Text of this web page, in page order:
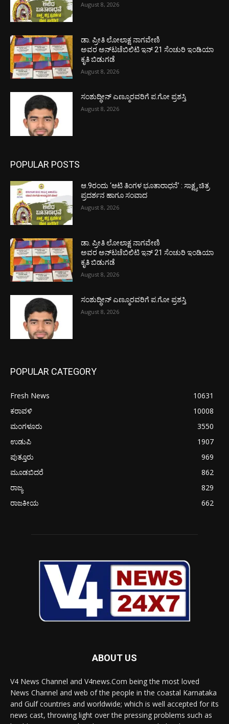
August 8, 2026
ಡಾ. ಪ್ರೀತಿ ಲೋಲಾಕ್ಷ ನಾಗವೇಣಿ
ಅವರ ಅನ್‌ಟಚೆಬಿಲಿಟಿ ಇನ್ 21 ಸೆಂಚುರಿ ಇಂಡಿಯಾ
ಕೃತಿ ಬಿಡುಗಡೆ
August 8, 2026
ಸಂಶುದ್ಧೀನ್ ಎಣ್ಮೂರವರಿಗೆ ಪ.ಗೋ ಪ್ರಶಸ್ತಿ
August 8, 2026
POPULAR POSTS
ಆ.9ರಂದು ‘ಆಟಿ ತಿಂಗಳ ಭೂತಾರಾಧನೆ’ : ಸಾಕ್ಷ್ಯ ಚಿತ್ರ
ಪ್ರದರ್ಶನ ಹಾಗೂ ಸಂವಾದ
August 8, 2026
ಡಾ. ಪ್ರೀತಿ ಲೋಲಾಕ್ಷ ನಾಗವೇಣಿ
ಅವರ ಅನ್‌ಟಚೆಬಿಲಿಟಿ ಇನ್ 21 ಸೆಂಚುರಿ ಇಂಡಿಯಾ
ಕೃತಿ ಬಿಡುಗಡೆ
August 8, 2026
ಸಂಶುದ್ಧೀನ್ ಎಣ್ಮೂರವರಿಗೆ ಪ.ಗೋ ಪ್ರಶಸ್ತಿ
August 8, 2026
POPULAR CATEGORY
Fresh News
10631
ಕರಾವಳಿ
10008
ಮಂಗಳೂರು
3550
ಉಡುಪಿ
1907
ಪುತ್ತೂರು
969
ಮೂಡಬಿದರೆ
862
ರಾಜ್ಯ
829
ರಾಜಕೀಯ
662
ABOUT US
V4 News Channel and V4news.Com being the most loved
News Channel and web of the people in the coastal Karnataka
and Gulf countries and worldwide; which is well accepted for its
news cast, throwing light over the pressing problems such as